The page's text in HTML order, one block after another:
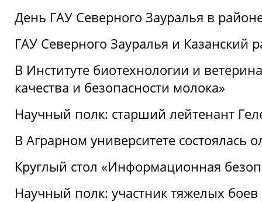
День ГАУ Северного Зауралья в
ГАУ Северного Зауралья и Казанский
В Институте биотехнологии и
качества и безопасности молока»
Научный полк: старший лейтенант
В Аграрном университете состоялась
Круглый стол «Информационная
Научный полк: участник тяжелых